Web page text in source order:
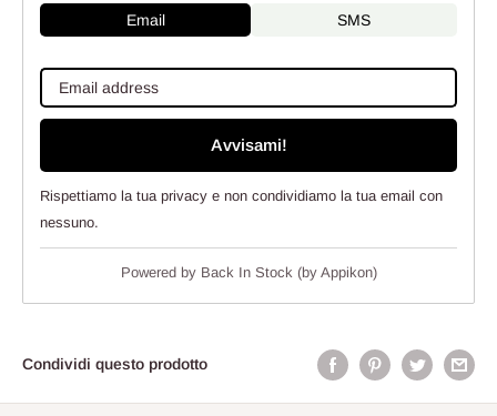
Email SMS
Avvisami!
Rispettiamo la tua privacy e non condividiamo la tua email con
nessuno.
Powered by Back In Stock (by Appikon)
Condividi questo prodotto